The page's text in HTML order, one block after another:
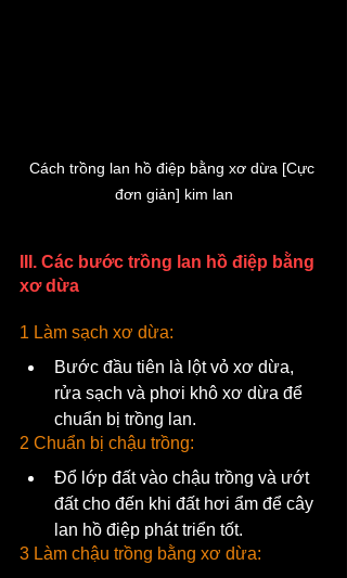
Cách trồng lan hồ điệp bằng xơ dừa [Cực
đơn giản] kim lan
III. Các bước trồng lan hồ điệp bằng
xơ dừa
1 Làm sạch xơ dừa:
Bước đầu tiên là lột vỏ xơ dừa,
rửa sạch và phơi khô xơ dừa để
chuẩn bị trồng lan.
2 Chuẩn bị chậu trồng:
Đổ lớp đất vào chậu trồng và ướt
đất cho đến khi đất hơi ẩm để cây
lan hồ điệp phát triển tốt.
3 Làm chậu trồng bằng xơ dừa: